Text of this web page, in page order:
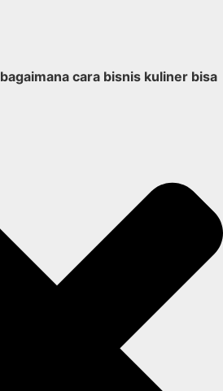
bagaimana cara bisnis kuliner bisa